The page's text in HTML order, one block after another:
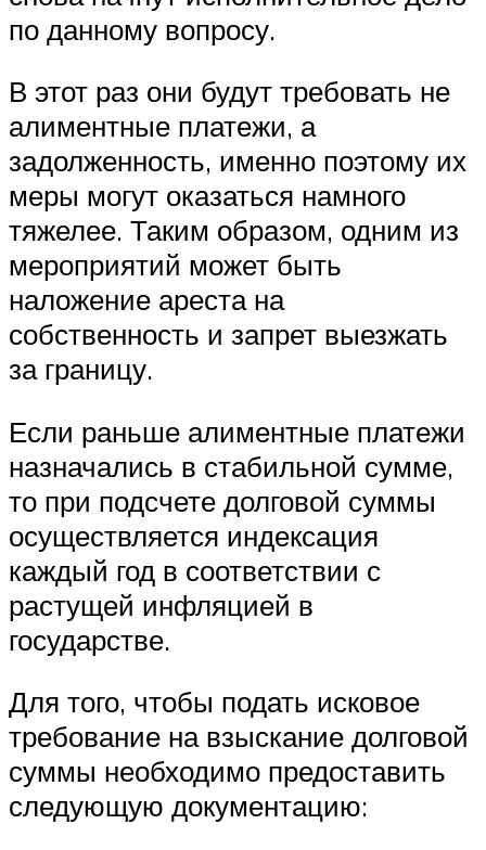
по данному вопросу.
В этот раз они будут требовать не
алиментные платежи, а
задолженность, именно поэтому их
меры могут оказаться намного
тяжелее. Таким образом, одним из
мероприятий может быть
наложение ареста на
собственность и запрет выезжать
за границу.
Если раньше алиментные платежи
назначались в стабильной сумме,
то при подсчете долговой суммы
осуществляется индексация
каждый год в соответствии с
растущей инфляцией в
государстве.
Для того, чтобы подать исковое
требование на взыскание долговой
суммы необходимо предоставить
следующую документацию: